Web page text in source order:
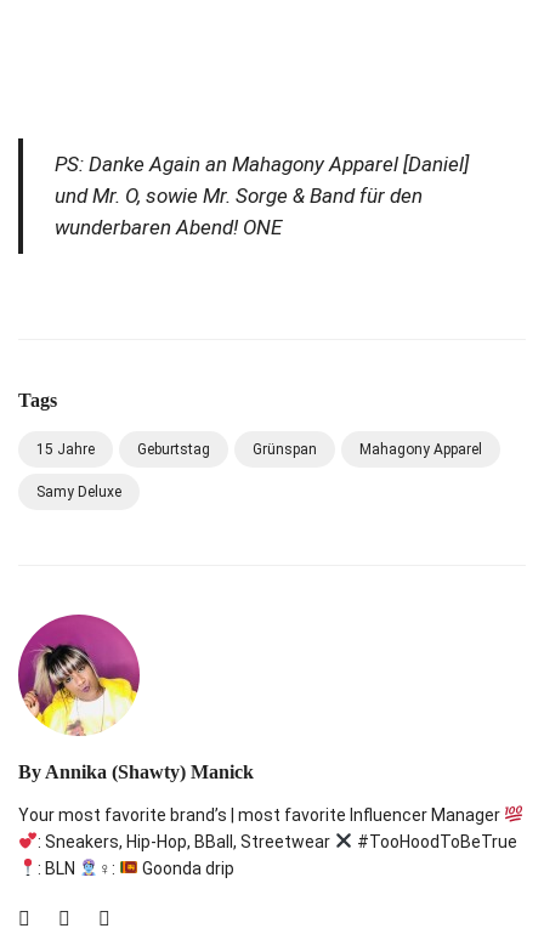
PS: Danke Again an Mahagony Apparel [Daniel]
und Mr. O, sowie Mr. Sorge & Band für den
wunderbaren Abend! ONE
Tags
15 Jahre Geburtstag Grünspan Mahagony Apparel
Samy Deluxe
By Annika (Shawty) Manick
Your most favorite brand’s | most favorite Influencer Manager
: Sneakers, Hip-Hop, BBall, Streetwear
#TooHoodToBeTrue
: BLN
‍♀: Goonda drip